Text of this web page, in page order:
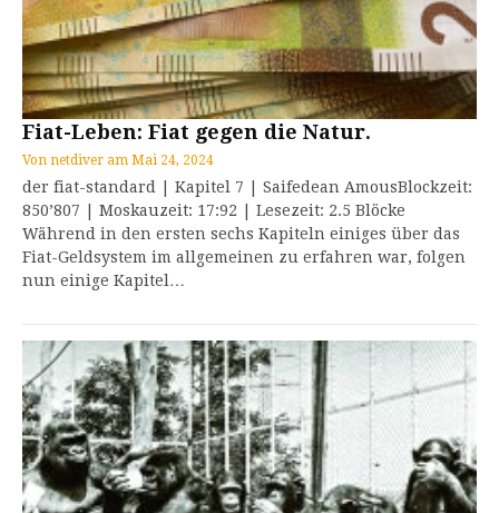
Fiat-Leben: Fiat gegen die Natur.
Von netdiver am Mai 24, 2024
der fiat-standard | Kapitel 7 | Saifedean AmousBlockzeit:
850’807 | Moskauzeit: 17:92 | Lesezeit: 2.5 Blöcke
Während in den ersten sechs Kapiteln einiges über das
Fiat-Geldsystem im allgemeinen zu erfahren war, folgen
nun einige Kapitel…